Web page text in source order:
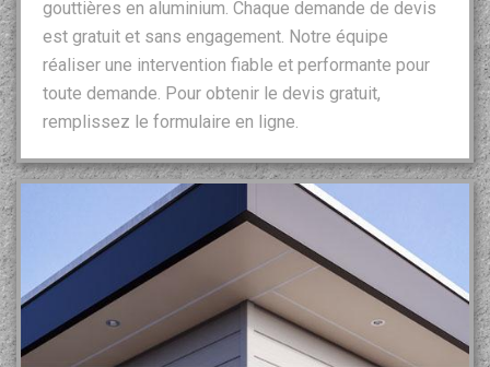
gouttières en aluminium. Chaque demande de devis
est gratuit et sans engagement. Notre équipe
réaliser une intervention fiable et performante pour
toute demande. Pour obtenir le devis gratuit,
remplissez le formulaire en ligne.